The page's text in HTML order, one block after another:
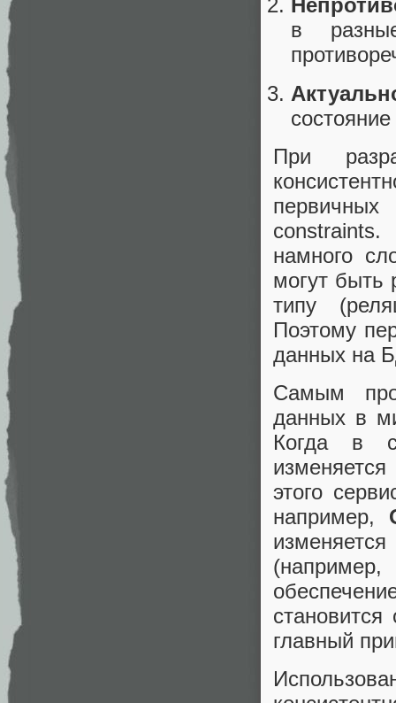
в
При
намного
могут быть
типу
Поэтому
данных на
Самым
данных в
Когда в
этого
например,
(например,
главный